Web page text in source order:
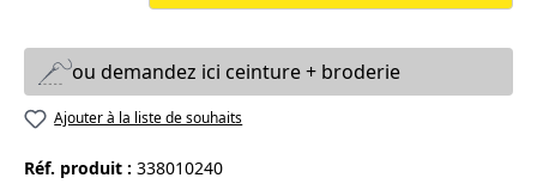
ou demandez ici ceinture + broderie
Ajouter à la liste de souhaits
Réf. produit : 338010240